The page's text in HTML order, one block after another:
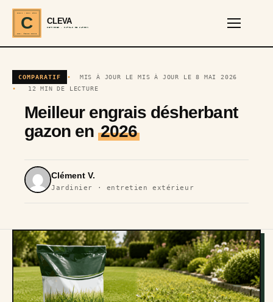
C
CLEVA · EST. 2024
REF · GARDEN TOOLS
CLEVA
SERVICES · OUTILS DE JARDIN
COMPARATIF
MIS À JOUR LE MIS À JOUR LE 8 MAI 2026
12 MIN DE LECTURE
Meilleur engrais désherbant
gazon en2026
Clément V.
Jardinier · entretien extérieur